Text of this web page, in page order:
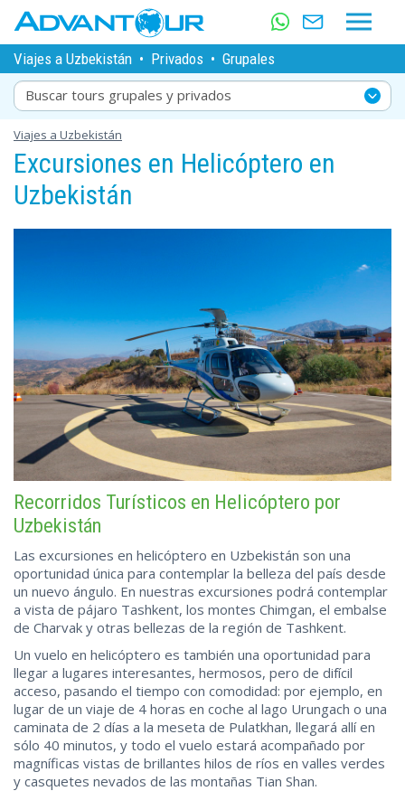
Viajes a Uzbekistán • Privados • Grupales
Buscar tours grupales y privados
Viajes a Uzbekistán
Excursiones en Helicóptero en
Uzbekistán
Recorridos Turísticos en Helicóptero por
Uzbekistán
Las excursiones en helicóptero en Uzbekistán son una
oportunidad única para contemplar la belleza del país desde
un nuevo ángulo. En nuestras excursiones podrá contemplar
a vista de pájaro Tashkent, los montes Chimgan, el embalse
de Charvak y otras bellezas de la región de Tashkent.
Un vuelo en helicóptero es también una oportunidad para
llegar a lugares interesantes, hermosos, pero de difícil
acceso, pasando el tiempo con comodidad: por ejemplo, en
lugar de un viaje de 4 horas en coche al lago Urungach o una
caminata de 2 días a la meseta de Pulatkhan, llegará allí en
sólo 40 minutos, y todo el vuelo estará acompañado por
magníficas vistas de brillantes hilos de ríos en valles verdes
y casquetes nevados de las montañas Tian Shan.